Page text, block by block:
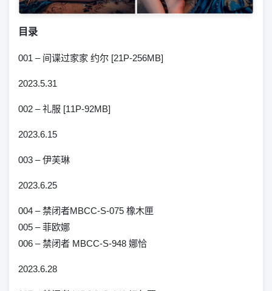
目录
001 – 间谍过家家 约尔 [21P-256MB]
2023.5.31
002 – 礼服 [11P-92MB]
2023.6.15
003 – 伊芙琳
2023.6.25
004 – 禁闭者MBCC-S-075 橡木匣
005 – 菲欧娜
006 – 禁闭者 MBCC-S-948 娜恰
2023.6.28